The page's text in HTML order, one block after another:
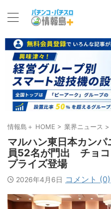
情報島＋ HOME > 業界ニュース >
マルハン東日本カン
員52名が門出 チョコ
プライズ登場
2026年4月6日 コメント (0)